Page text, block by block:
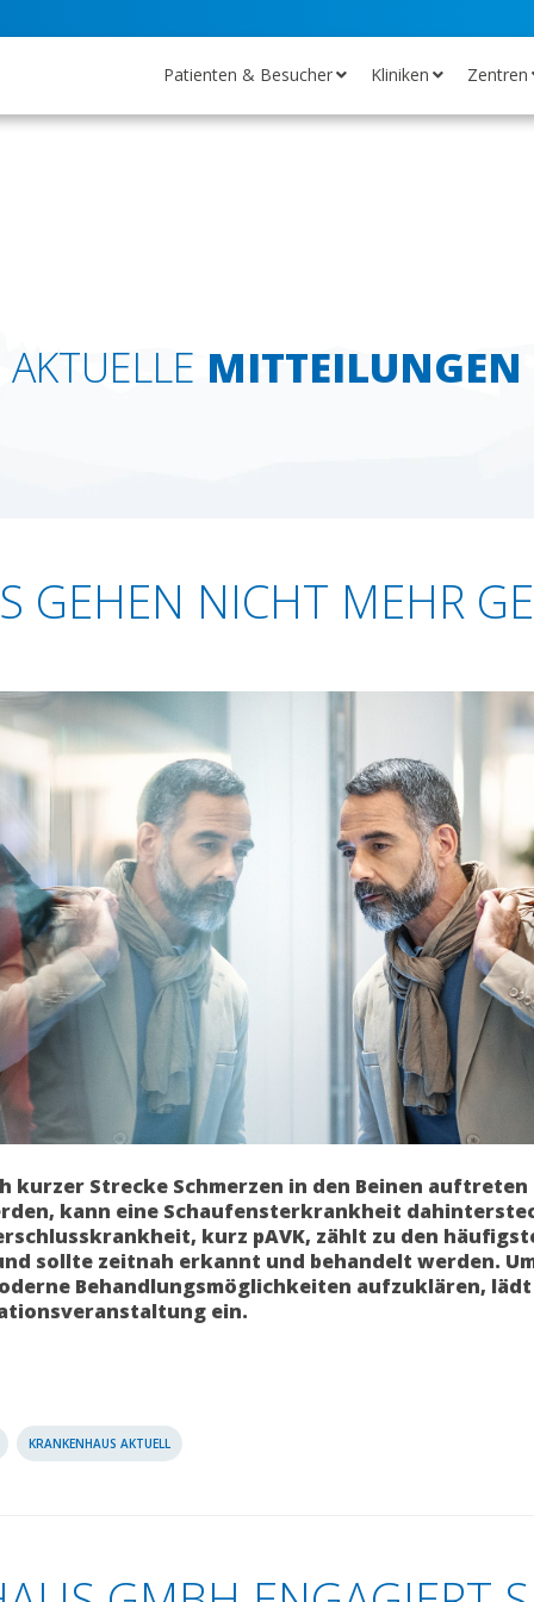
Patienten & Besucher Kliniken Zentren
AKTUELLE MITTEILUNGEN
GEHEN NICHT MEHR
kurzer Strecke Schmerzen in den Beinen
kann eine Schaufensterkrankheit
kurz pAVK, zählt zu den
sollte zeitnah erkannt und behandelt werden.
Behandlungsmöglichkeiten aufzuklären,
ein.
KRANKENHAUS AKTUELL